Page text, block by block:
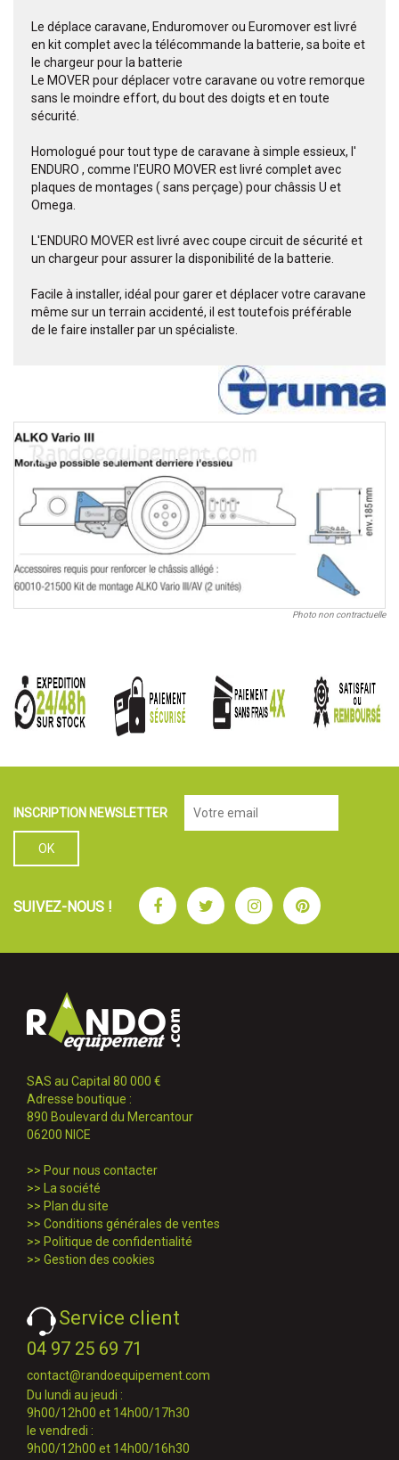
Le déplace caravane, Enduromover ou Euromover est livré
en kit complet avec la télécommande la batterie, sa boite et
le chargeur pour la batterie
Le MOVER pour déplacer votre caravane ou votre remorque
sans le moindre effort, du bout des doigts et en toute
sécurité.
Homologué pour tout type de caravane à simple essieux, l'
ENDURO , comme l'EURO MOVER est livré complet avec
plaques de montages ( sans perçage) pour châssis U et
Omega.
L'ENDURO MOVER est livré avec coupe circuit de sécurité et
un chargeur pour assurer la disponibilité de la batterie.
Facile à installer, idéal pour garer et déplacer votre caravane
même sur un terrain accidenté, il est toutefois préférable
de le faire installer par un spécialiste.
Photo non contractuelle
INSCRIPTION NEWSLETTER
SUIVEZ-NOUS ! FacebookTwitterInstagramPinterest
SAS au Capital 80 000 €
Adresse boutique :
890 Boulevard du Mercantour
06200 NICE
>> Pour nous contacter
>> La société
>> Plan du site
>> Conditions générales de ventes
>> Politique de confidentialité
>> Gestion des cookies
Service client
04 97 25 69 71
contact@randoequipement.com
Du lundi au jeudi :
9h00/12h00 et 14h00/17h30
le vendredi :
9h00/12h00 et 14h00/16h30